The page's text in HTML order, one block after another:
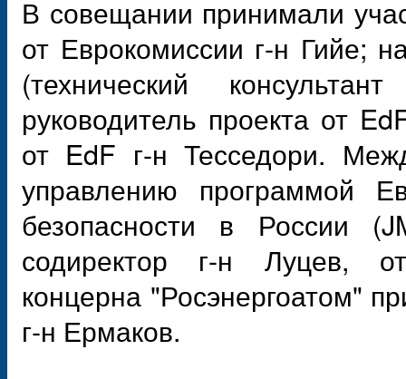
В совещании принимали
от Еврокомиссии г-н Гийе;
(технический
руководитель проекта от
от EdF г-н Тесседори.
управлению программой
безопасности в России
содиректор г-н Луцев,
концерна "Росэнергоатом"
г-н Ермаков.